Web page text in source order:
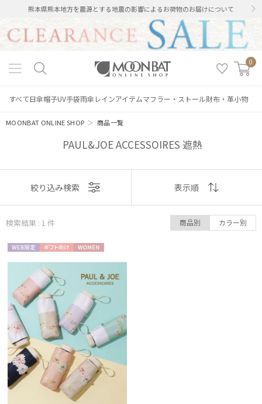
熊本県熊本地方を震源とする地震の影響によるお荷物のお届けについて
0
すべて日傘帽子UV手袋雨傘 レインアイテムマフラー・ストール財布・革小物
MOONBAT ONLINE SHOP ＞商品一覧
PAUL&JOE ACCESSOIRES 遮熱
レディース
カテゴリー
ブランド
estaa
エスタ
LANVIN en Bleu
ランバン オン ブルー
表示
おすすめ
価格の高い
順
価格の低い
順
人気順
売上点数順
絞り込み検索 表示順
検索結果 : 1 件 商品別 カラー別
向け